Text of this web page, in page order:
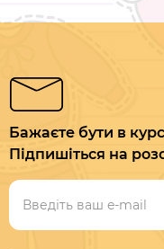
Бажаєте бути в
Підпишіться на